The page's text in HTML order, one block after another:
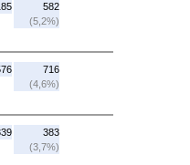
582
(5,2%)
716
(4,6%)
383
(3,7%)